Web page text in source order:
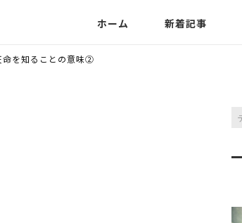
ホーム 新着記事
命を知ることの意味②